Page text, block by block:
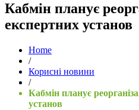
Кабмін планує
експертних установ
Home
/
Корисні новини
/
Кабмін планує
установ